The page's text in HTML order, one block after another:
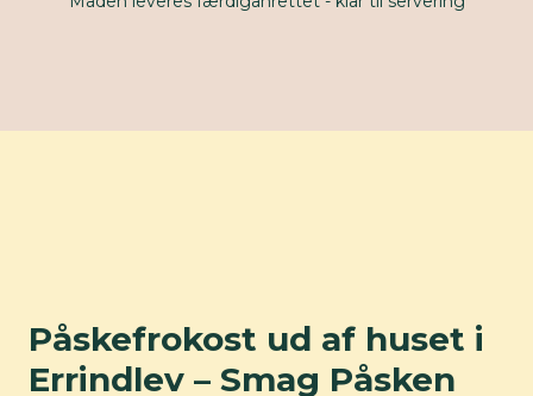
Påskefrokost ud af huset i
Errindlev – Smag Påsken